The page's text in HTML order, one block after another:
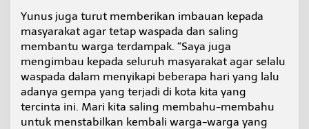
Yunus juga turut memberikan imbauan kepada
masyarakat agar tetap waspada dan saling
membantu warga terdampak. “Saya juga
mengimbau kepada seluruh masyarakat agar selalu
waspada dalam menyikapi beberapa hari yang lalu
adanya gempa yang terjadi di kota kita yang
tercinta ini. Mari kita saling membahu-membahu
untuk menstabilkan kembali warga-warga yang